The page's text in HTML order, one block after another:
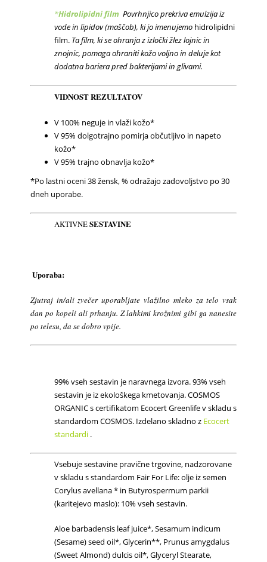
*Hidrolipidnifilm Povrhnjico prekriva emulzija iz
vode in lipidov (maščob), ki jo imenujemohidrolipidni
film. Ta film, ki se ohranja z izločki žlez lojnic in
znojnic, pomaga ohraniti kožo voljno in deluje kot
dodatna bariera pred bakterijami in glivami.
VIDNOSTREZULTATOV
V 100% neguje in vlaži kožo*
V 95% dolgotrajno pomirja občutljivo in napeto
kožo*
V 95% trajno obnavlja kožo*
*Po lastni oceni 38 žensk, % odražajo zadovoljstvo po 30
dneh uporabe.
AKTIVNESESTAVINE
Uporaba:
Zjutraj in/ali zvečer uporabljate vlažilno mleko za telo vsak
dan po kopeli ali prhanju. Z lahkimi krožnimi gibi ga nanesite
po telesu, da se dobro vpije.
99% vseh sestavin je naravnega izvora. 93% vseh
sestavin je iz ekološkega kmetovanja. COSMOS
ORGANIC s certifikatom Ecocert Greenlife v skladu s
standardom COSMOS. Izdelano skladno z Ecocert
standardi .
Vsebuje sestavine pravične trgovine, nadzorovane
v skladu s standardom Fair For Life: olje iz semen
Corylus avellana * in Butyrospermum parkii
(karitejevo maslo): 10% vseh sestavin.
Aloe barbadensis leaf juice*, Sesamum indicum
(Sesame) seed oil*, Glycerin**, Prunus amygdalus
(Sweet Almond) dulcis oil*, Glyceryl Stearate,